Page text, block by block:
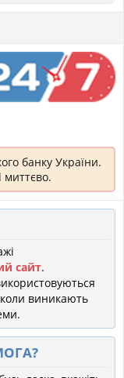
банку України.
сайт.
виникають